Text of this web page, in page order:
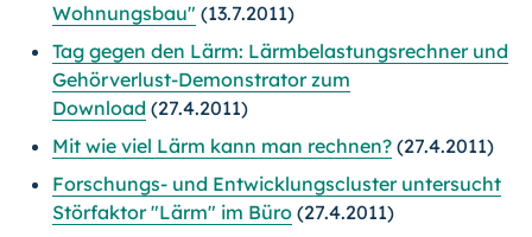
Wohnungsbau" (13.7.2011)
Tag gegen den Lärm: Lärmbelastungsrechner und
Gehörverlust-Demonstrator zum
Download (27.4.2011)
Mit wie viel Lärm kann man rechnen? (27.4.2011)
Forschungs- und Entwicklungscluster untersucht
Störfaktor "Lärm" im Büro (27.4.2011)